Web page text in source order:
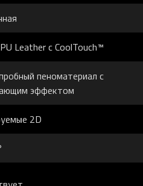
Leather с CoolTouch™
пеноматериал с
эффектом
2D
999 ₽ 29 999 ₽
BlackWidow V4 Pro 75%
Switch), Black